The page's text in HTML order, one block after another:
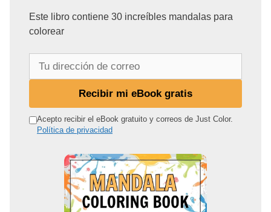
Este libro contiene 30 increíbles mandalas para
colorear
r
Recibir mi eBook gratis
Acepto recibir el eBook gratuito y correos de Just Color.
Política de privacidad